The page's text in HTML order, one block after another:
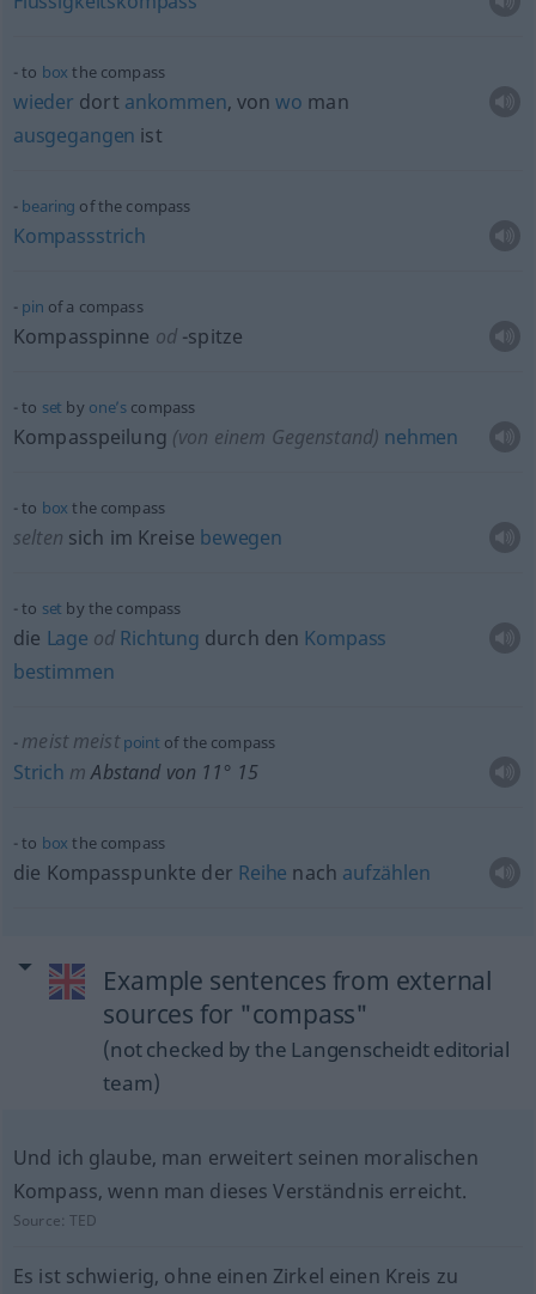
to box the compass
wieder dort ankommen, vonwo man
ausgegangen ist
bearing of the compass
Kompassstrich
pin of a compass
Kompasspinne od -spitze
to set by one’s compass
Kompasspeilung (von einem Gegenstand) nehmen
to box the compass
selten sich im Kreise bewegen
to set by the compass
die Lage od Richtung durch den Kompass
bestimmen
meistmeistpoint of the compass
Strich mAbstand von 11° 15
to box the compass
die Kompasspunkte der Reihe nach aufzählen
Example sentences from external
sources for "compass"
(not checked by the Langenscheidt editorial
team)
Und ich glaube, man erweitert seinen moralischen
Kompass, wenn man dieses Verständnis erreicht.
Source:TED
Es ist schwierig, ohne einen Zirkel einen Kreis zu